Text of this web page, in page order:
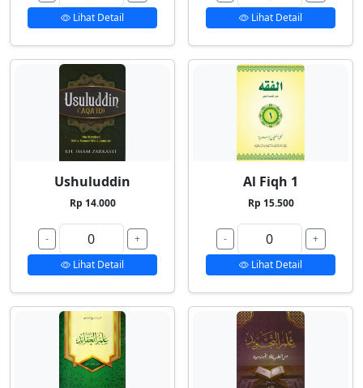
Lihat Detail
Lihat Detail
Ushuluddin
Rp 14.000
-
+
Lihat Detail
Al Fiqh 1
Rp 15.500
-
+
Lihat Detail